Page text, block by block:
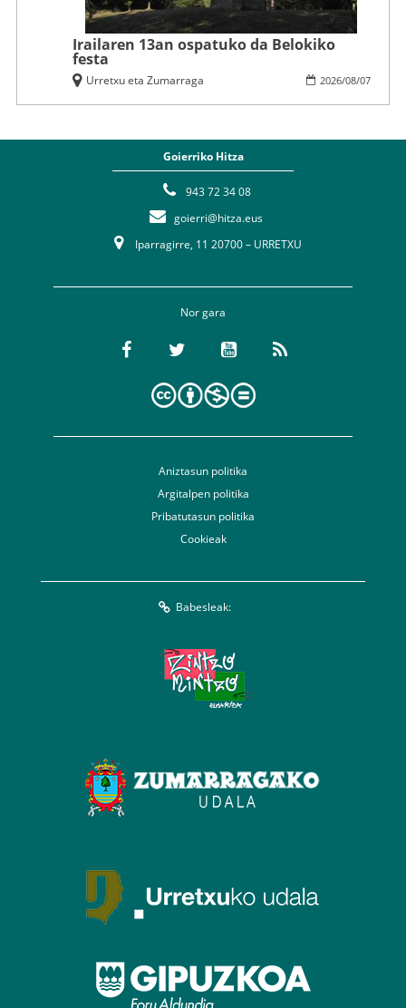
Irailaren 13an ospatuko da Belokiko
festa
2026/08/07
Urretxu eta Zumarraga
Goierriko Hitza
943 72 34 08
goierri@hitza.eus
Iparragirre, 11 20700 – URRETXU
Nor gara
Aniztasun politika
Argitalpen politika
Pribatutasun politika
Cookieak
Babesleak: